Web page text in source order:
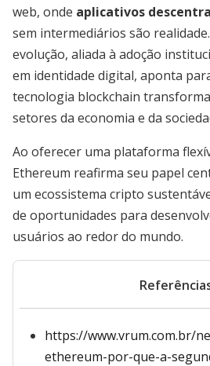
web, onde aplicativos
sem intermediários são
evolução, aliada à adoção
em identidade digital, aponta
tecnologia blockchain
setores da economia e da
Ao oferecer uma plataforma
Ethereum reafirma seu papel
um ecossistema cripto
de oportunidades para
usuários ao redor do mundo.
https://www.vrum.com.br/
ethereum-por-que-a-